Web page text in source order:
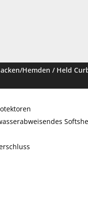
Hemden / Held